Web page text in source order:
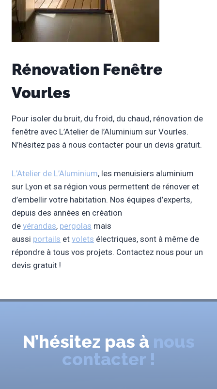
Rénovation Fenêtre
Vourles
Pour isoler du bruit, du froid, du chaud, rénovation de
fenêtre avec L’Atelier de l’Aluminium sur Vourles.
N’hésitez pas à nous contacter pour un devis gratuit.
L’Atelier de L’Aluminium, les menuisiers aluminium
sur Lyon et sa région vous permettent de rénover et
d’embellir votre habitation. Nos équipes d’experts,
depuis des années en création
de vérandas, pergolas mais
aussi portails et volets électriques, sont à même de
répondre à tous vos projets. Contactez nous pour un
devis gratuit !
N’hésitez pas à nous
contacter !